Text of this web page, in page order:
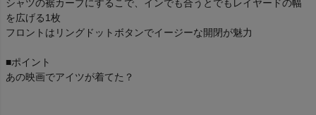
シャツの裾カーブにするこで、インでも合うとでもレイヤードの幅
を広げる1枚
フロントはリングドットボタンでイージーな開閉が魅力
■ポイント
あの映画でアイツが着てた？